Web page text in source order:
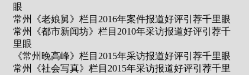
眼
常州《老娘舅》栏目2016年案件报道好评引荐千里眼
常州《都市新闻坊》栏目2010年采访报道好评引荐千
里眼
《常州晚高峰》栏目2015年采访报道好评引荐千里眼
常州《社会写真》栏目2015年采访报道好评引荐千里